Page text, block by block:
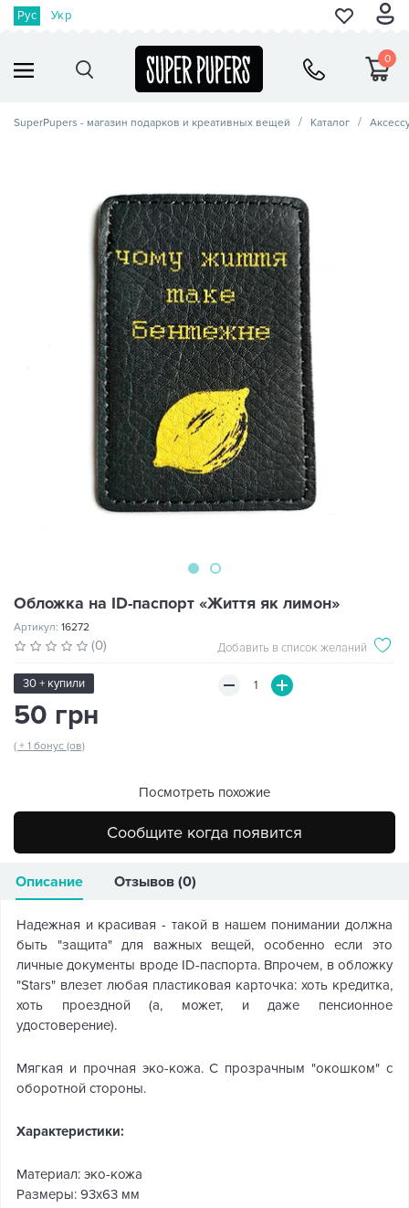
Рус Укр
0
SuperPupers - магазин подарков и креативных вещей Каталог
Обложка на ID-паспорт «Життя як лимон»
Артикул: 16272
(0) Добавить в список желаний
30 + купили
50 грн
( + 1 бонус (ов)
Посмотреть похожие
Сообщите когда появится
Описание Отзывов (0)
Надежная и красивая - такой в нашем понимании должна
быть "защита" для важных вещей, особенно если это
личные документы вроде ID-паспорта. Впрочем, в обложку
"Stars" влезет любая пластиковая карточка: хоть кредитка,
хоть проездной (а, может, и даже пенсионное
удостоверение).
Мягкая и прочная эко-кожа. С прозрачным "окошком" с
оборотной стороны.
Характеристики:
Материал: эко-кожа
Размеры: 93х63 мм